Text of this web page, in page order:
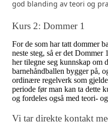
god blanding av teori og
Kurs 2: Dommer 1
For de som har tatt dommer
neste steg, så er det
her tilegne seg kunnskap om
barnehåndballen bygger på,
ordinære regelverk som
periode før man kan ta dette
og fordeles også med teori-
Vi tar direkte kontakt